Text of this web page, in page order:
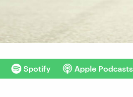
Spotify Apple Podcasts